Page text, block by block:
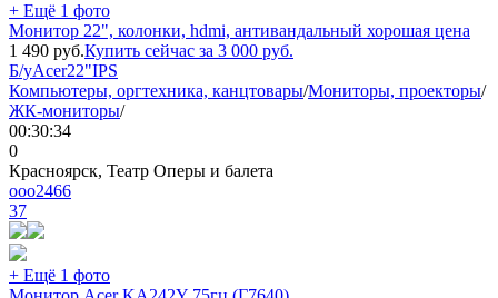
+ Ещё 1 фото
Монитор 22", колонки, hdmi, антивандальный хорошая цена
1 490 руб.Купить сейчас за 3 000 руб.
Б/уAcer22"IPS
Компьютеры, оргтехника, канцтовары/Мониторы, проекторы/
ЖК-мониторы/
00:30:34
0
Красноярск, Театр Оперы и балета
ooo2466
37
+ Ещё 1 фото